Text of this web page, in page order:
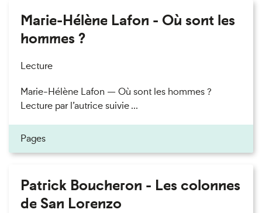
Marie-Hélène Lafon - Où sont les
hommes ?
Lecture
Marie-Hélène Lafon — Où sont les hommes ?
Lecture par l’autrice suivie ...
Pages
Patrick Boucheron - Les colonnes
de San Lorenzo